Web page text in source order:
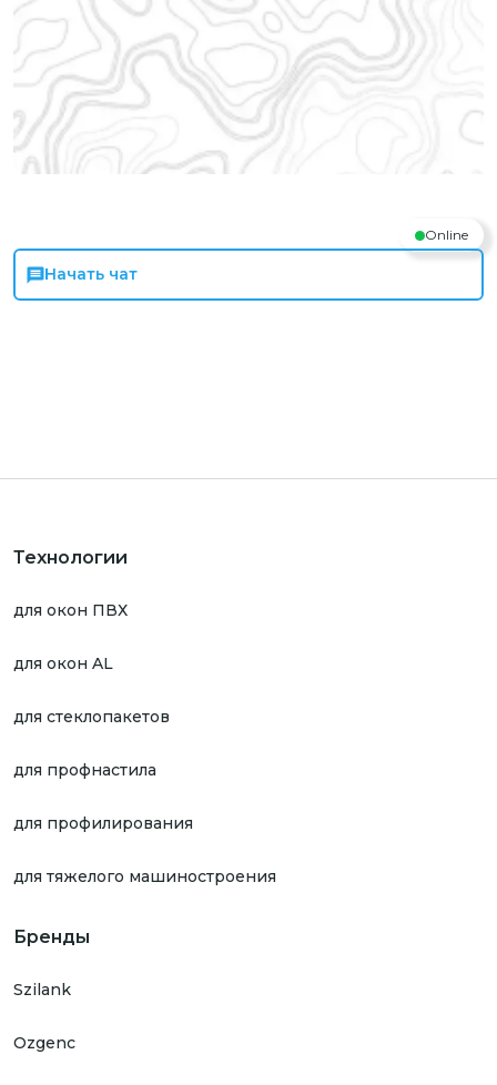
Online
Начать чат
Технологии
для окон ПВХ
для окон AL
для стеклопакетов
для профнастила
для профилирования
для тяжелого машиностроения
Бренды
Szilank
Ozgenc